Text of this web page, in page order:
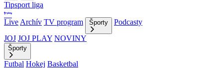
Tipsport liga
Live Archív TV program Športy
Podcasty
JOJ JOJ PLAY NOVINY
Športy
Futbal Hokej Basketbal